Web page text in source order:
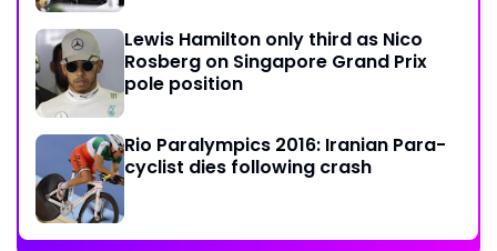
Lewis Hamilton only third as Nico
Rosberg on Singapore Grand Prix
pole position
Rio Paralympics 2016: Iranian Para-
cyclist dies following crash